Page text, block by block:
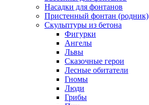
Насадки для фонтанов
Пристенный фонтан (родник)
Скульптуры из бетона
Фигурки
Ангелы
Львы
Сказочные герои
Лесные обитатели
Гномы
Люди
Грибы